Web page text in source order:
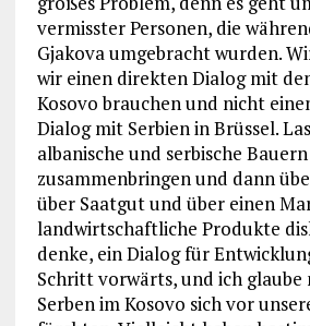
vermisster Personen, die
Gjakova umgebracht wurden.
wir einen direkten Dialog mit
Kosovo brauchen und nicht
Dialog mit Serbien in Brüssel.
albanische und serbische
zusammenbringen und dann
über Saatgut und über einen
landwirtschaftliche Produkte
denke, ein Dialog für
Schritt vorwärts, und ich glaube
Serben im Kosovo sich vor